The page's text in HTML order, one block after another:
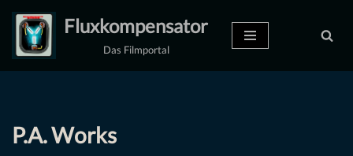
Zum
Inhalt
Fluxkompensator
Das Filmportal
P.A. Works